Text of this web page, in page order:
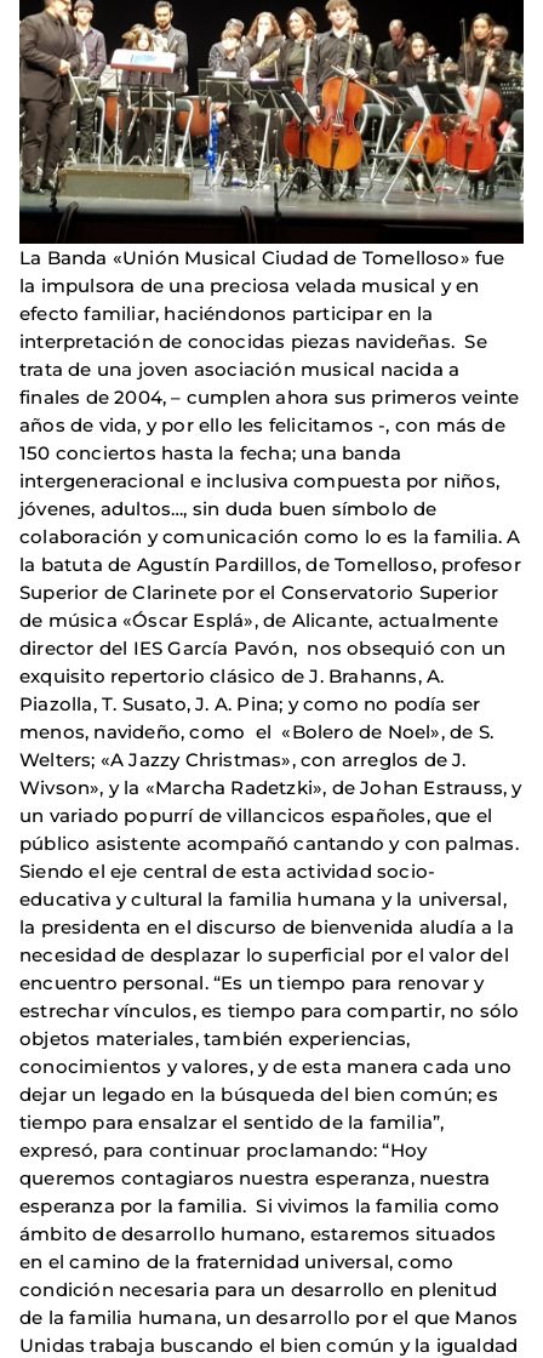
La Banda «Unión Musical Ciudad de Tomelloso» fue
la impulsora de una preciosa velada musical y en
efecto familiar, haciéndonos participar en la
interpretación de conocidas piezas navideñas. Se
trata de una joven asociación musical nacida a
finales de 2004, – cumplen ahora sus primeros veinte
años de vida, y por ello les felicitamos -, con más de
150 conciertos hasta la fecha; una banda
intergeneracional e inclusiva compuesta por niños,
jóvenes, adultos…, sin duda buen símbolo de
colaboración y comunicación como lo es la familia. A
la batuta de Agustín Pardillos, de Tomelloso, profesor
Superior de Clarinete por el Conservatorio Superior
de música «Óscar Esplá», de Alicante, actualmente
director del IES García Pavón, nos obsequió con un
exquisito repertorio clásico de J. Brahanns, A.
Piazolla, T. Susato, J. A. Pina; y como no podía ser
menos, navideño, como el «Bolero de Noel», de S.
Welters; «A Jazzy Christmas», con arreglos de J.
Wivson», y la «Marcha Radetzki», de Johan Estrauss, y
un variado popurrí de villancicos españoles, que el
público asistente acompañó cantando y con palmas.
Siendo el eje central de esta actividad socio-
educativa y cultural la familia humana y la universal,
la presidenta en el discurso de bienvenida aludía a la
necesidad de desplazar lo superficial por el valor del
encuentro personal. “Es un tiempo para renovar y
estrechar vínculos, es tiempo para compartir, no sólo
objetos materiales, también experiencias,
conocimientos y valores, y de esta manera cada uno
dejar un legado en la búsqueda del bien común; es
tiempo para ensalzar el sentido de la familia”,
expresó, para continuar proclamando: “Hoy
queremos contagiaros nuestra esperanza, nuestra
esperanza por la familia. Si vivimos la familia como
ámbito de desarrollo humano, estaremos situados
en el camino de la fraternidad universal, como
condición necesaria para un desarrollo en plenitud
de la familia humana, un desarrollo por el que Manos
Unidas trabaja buscando el bien común y la igualdad